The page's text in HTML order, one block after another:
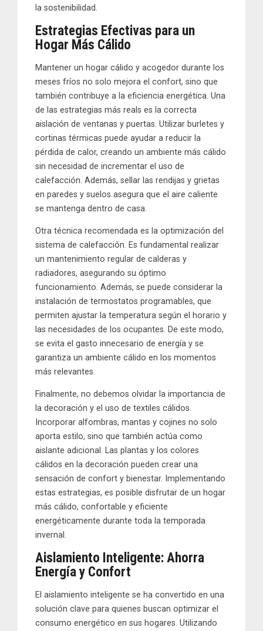
la sostenibilidad.
Estrategias Efectivas para un
Hogar Más Cálido
Mantener un hogar cálido y acogedor durante los
meses fríos no solo mejora el confort, sino que
también contribuye a la eficiencia energética. Una
de las estrategias más reals es la correcta
aislación de ventanas y puertas. Utilizar burletes y
cortinas térmicas puede ayudar a reducir la
pérdida de calor, creando un ambiente más cálido
sin necesidad de incrementar el uso de
calefacción. Además, sellar las rendijas y grietas
en paredes y suelos asegura que el aire caliente
se mantenga dentro de casa.
Otra técnica recomendada es la optimización del
sistema de calefacción. Es fundamental realizar
un mantenimiento regular de calderas y
radiadores, asegurando su óptimo
funcionamiento. Además, se puede considerar la
instalación de termostatos programables, que
permiten ajustar la temperatura según el horario y
las necesidades de los ocupantes. De este modo,
se evita el gasto innecesario de energía y se
garantiza un ambiente cálido en los momentos
más relevantes.
Finalmente, no debemos olvidar la importancia de
la decoración y el uso de textiles cálidos.
Incorporar alfombras, mantas y cojines no solo
aporta estilo, sino que también actúa como
aislante adicional. Las plantas y los colores
cálidos en la decoración pueden crear una
sensación de confort y bienestar. Implementando
estas estrategias, es posible disfrutar de un hogar
más cálido, confortable y eficiente
energéticamente durante toda la temporada
invernal.
Aislamiento Inteligente: Ahorra
Energía y Confort
El aislamiento inteligente se ha convertido en una
solución clave para quienes buscan optimizar el
consumo energético en sus hogares. Utilizando